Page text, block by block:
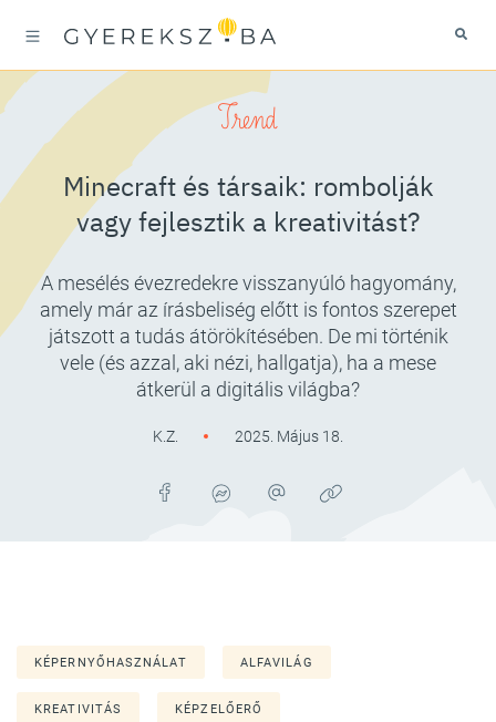
Trend
Minecraft és társaik: rombolják
vagy fejlesztik a kreativitást?
A mesélés évezredekre visszanyúló hagyomány,
amely már az írásbeliség előtt is fontos szerepet
játszott a tudás átörökítésében. De mi történik
vele (és azzal, aki nézi, hallgatja), ha a mese
átkerül a digitális világba?
K.Z. 2025. Május 18.
KÉPERNYŐHASZNÁLAT ALFAVILÁG
KREATIVITÁS KÉPZELŐERŐ